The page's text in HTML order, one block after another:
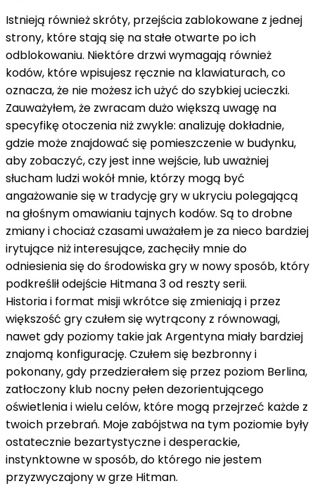
Istnieją również skróty, przejścia zablokowane z jednej
strony, które stają się na stałe otwarte po ich
odblokowaniu. Niektóre drzwi wymagają również
kodów, które wpisujesz ręcznie na klawiaturach, co
oznacza, że ​​nie możesz ich użyć do szybkiej ucieczki.
Zauważyłem, że zwracam dużo większą uwagę na
specyfikę otoczenia niż zwykle: analizuję dokładnie,
gdzie może znajdować się pomieszczenie w budynku,
aby zobaczyć, czy jest inne wejście, lub uważniej
słucham ludzi wokół mnie, którzy mogą być
angażowanie się w tradycję gry w ukryciu polegającą
na głośnym omawianiu tajnych kodów. Są to drobne
zmiany i chociaż czasami uważałem je za nieco bardziej
irytujące niż interesujące, zachęciły mnie do
odniesienia się do środowiska gry w nowy sposób, który
podkreślił odejście Hitmana 3 od reszty serii.
Historia i format misji wkrótce się zmieniają i przez
większość gry czułem się wytrącony z równowagi,
nawet gdy poziomy takie jak Argentyna miały bardziej
znajomą konfigurację. Czułem się bezbronny i
pokonany, gdy przedzierałem się przez poziom Berlina,
zatłoczony klub nocny pełen dezorientującego
oświetlenia i wielu celów, które mogą przejrzeć każde z
twoich przebrań. Moje zabójstwa na tym poziomie były
ostatecznie bezartystyczne i desperackie,
instynktowne w sposób, do którego nie jestem
przyzwyczajony w grze Hitman.